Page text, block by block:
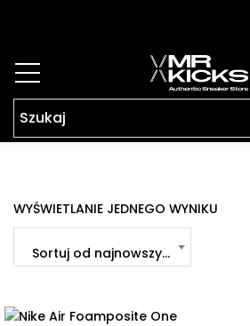
WYŚWIETLANIE JEDNEGO WYNIKU
Sortuj od najnowszych